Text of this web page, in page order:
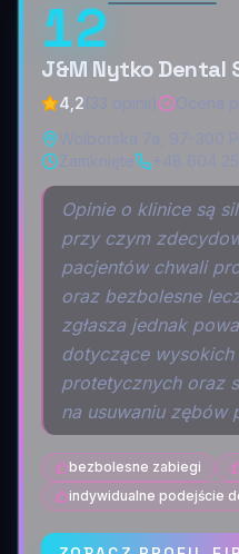
12
J&M Nytko Dental
4,2
Opinie o klinice są
przy czym
pacjentów chwali
oraz bezbolesne
zgłasza jednak
dotyczące
protetycznych oraz
na usuwaniu zębów
bezbolesne zabiegi
indywidualne podejście